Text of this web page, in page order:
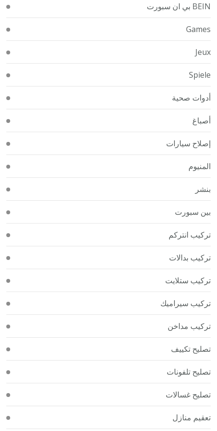
BEIN بي ان سبورت
Games
Jeux
Spiele
أدوات صحية
أصباغ
إصلاح سيارات
المنيوم
بنشر
بين سبورت
تركيب انتركم
تركيب بدالات
تركيب ستلايت
تركيب سيراميك
تركيب مداخن
تصليح تكييف
تصليح تلفونات
تصليح غسالات
تعقيم منازل